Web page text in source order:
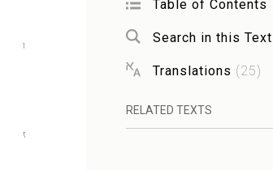
ו
ז
Table of Contents
Search in this Text
Translations (25)
RELATED TEXTS